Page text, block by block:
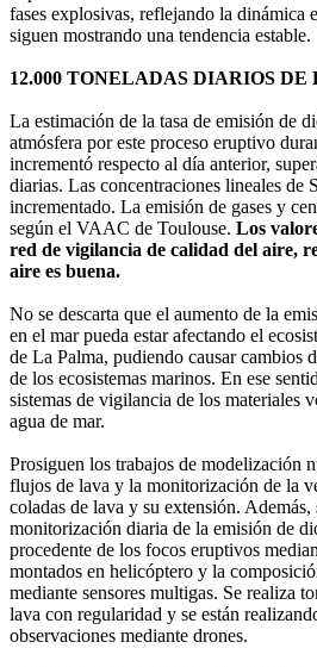
fases explosivas, reflejando la dinámica
siguen mostrando una tendencia estable.
12.000 TONELADAS DIARIOS
La estimación de la tasa de emisión de
atmósfera por este proceso eruptivo
incrementó respecto al día anterior,
diarias. Las concentraciones lineales de
incrementado. La emisión de gases y
según el VAAC de Toulouse. Los
red de vigilancia de calidad del aire,
aire es buena.
No se descarta que el aumento de la
en el mar pueda estar afectando el
de La Palma, pudiendo causar cambios
de los ecosistemas marinos. En ese
sistemas de vigilancia de los materiales
agua de mar.
Prosiguen los trabajos de modelización
flujos de lava y la monitorización de la
coladas de lava y su extensión.
monitorización diaria de la emisión de
procedente de los focos eruptivos
montados en helicóptero y la
mediante sensores multigas. Se realiza
lava con regularidad y se están
observaciones mediante drones.